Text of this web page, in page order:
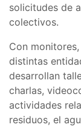
solicitudes de
colectivos.
Con
distintas
desarrollan
charlas,
actividades
residuos, el